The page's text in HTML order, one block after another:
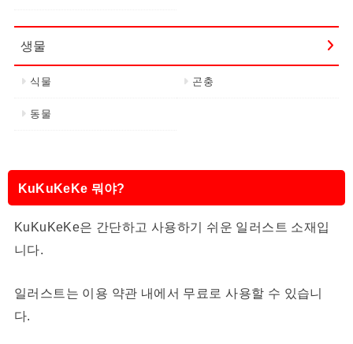
생물
식물 곤충
동물
KuKuKeKe 뭐야?
KuKuKeKe은 간단하고 사용하기 쉬운 일러스트 소재입
니다.
일러스트는 이용 약관 내에서 무료로 사용할 수 있습니
다.